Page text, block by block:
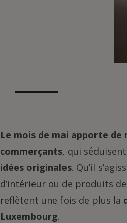
Le mois de mai apporte
commerçants, qui
idées originales. Qu’il
d’intérieur ou de produits
reflètent une fois de plus la
Luxembourg.